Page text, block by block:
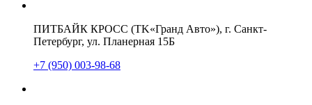
ПИТБАЙК КРОСС (TK«Гранд Авто»), г. Санкт-
Петербург, ул. Планерная 15Б
+7 (950) 003-98-68